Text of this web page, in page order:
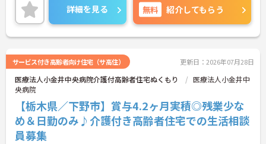
味のある方は面接ポイントをお伝えしますので、お
気軽にご連絡ください！
詳細を見る 無料 紹介してもらう
サービス付き高齢者向け住宅（サ高住） 更新日：2026年07月28日
医療法人小金井中央病院介護付高齢者住宅ぬくもり
医療法人小金井中
央病院
【栃木県／下野市】賞与4.2ヶ月実積◎残業少な
め＆日勤のみ♪介護付き高齢者住宅での生活相談
員募集